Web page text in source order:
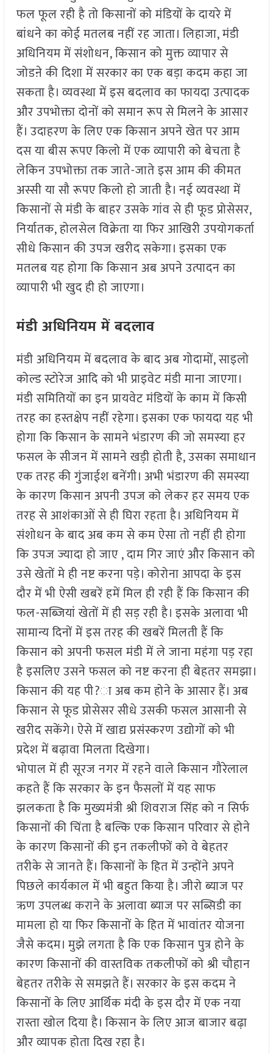
फल फूल रही है तो किसानों को मंडियों के दायरे में
बांधने का कोई मतलब नहीं रह जाता। लिहाजा, मंडी
अधिनियम में संशोधन, किसान को मुक्त व्यापार से
जोडऩे की दिशा में सरकार का एक बड़ा कदम कहा जा
सकता है। व्यवस्था में इस बदलाव का फायदा उत्पादक
और उपभोक्ता दोनों को समान रूप से मिलने के आसार
हैं। उदाहरण के लिए एक किसान अपने खेत पर आम
दस या बीस रूपए किलो में एक व्यापारी को बेचता है
लेकिन उपभोक्ता तक जाते-जाते इस आम की कीमत
अस्सी या सौ रूपए किलो हो जाती है। नई व्यवस्था में
किसानों से मंडी के बाहर उसके गांव से ही फूड प्रोसेसर,
निर्यातक, होलसेल विक्रेता या फिर आखिरी उपयोगकर्ता
सीधे किसान की उपज खरीद सकेगा। इसका एक
मतलब यह होगा कि किसान अब अपने उत्पादन का
व्यापारी भी खुद ही हो जाएगा।
मंडी अधिनियम में बदलाव
मंडी अधिनियम में बदलाव के बाद अब गोदामों, साइलो
कोल्ड स्टोरेज आदि को भी प्राइवेट मंडी माना जाएगा।
मंडी समितियों का इन प्रायवेट मंडियों के काम में किसी
तरह का हस्तक्षेप नहीं रहेगा। इसका एक फायदा यह भी
होगा कि किसान के सामने भंडारण की जो समस्या हर
फसल के सीजन में सामने खड़ी होती है, उसका समाधान
एक तरह की गुंजाईश बनेंगी। अभी भंडारण की समस्या
के कारण किसान अपनी उपज को लेकर हर समय एक
तरह से आशंकाओं से ही घिरा रहता है। अधिनियम में
संशोधन के बाद अब कम से कम ऐसा तो नहीं ही होगा
कि उपज ज्यादा हो जाए , दाम गिर जाएं और किसान को
उसे खेतों मे ही नष्ट करना पड़े। कोरोना आपदा के इस
दौर में भी ऐसी खबरें हमें मिल ही रही हैं कि किसान की
फल-सब्जियां खेतों में ही सड़ रही है। इसके अलावा भी
सामान्य दिनों में इस तरह की खबरें मिलती हैं कि
किसान को अपनी फसल मंडी में ले जाना महंगा पड़ रहा
है इसलिए उसने फसल को नष्ट करना ही बेहतर समझा।
किसान की यह पी?ा अब कम होने के आसार हैं। अब
किसान से फूड प्रोसेसर सीधे उसकी फसल आसानी से
खरीद सकेंगे। ऐसे में खाद्य प्रसंस्करण उद्योगों को भी
प्रदेश में बढ़ावा मिलता दिखेगा।
भोपाल में ही सूरज नगर में रहने वाले किसान गौरेलाल
कहते हैं कि सरकार के इन फैसलों में यह साफ
झलकता है कि मुख्यमंत्री श्री शिवराज सिंह को न सिर्फ
किसानों की चिंता है बल्कि एक किसान परिवार से होने
के कारण किसानों की इन तकलीफों को वे बेहतर
तरीके से जानते हैं। किसानों के हित में उन्होंने अपने
पिछले कार्यकाल में भी बहुत किया है। जीरो ब्याज पर
ऋण उपलब्ध कराने के अलावा ब्याज पर सब्सिडी का
मामला हो या फिर किसानों के हित में भावांतर योजना
जैसे कदम। मुझे लगता है कि एक किसान पुत्र होने के
कारण किसानों की वास्तविक तकलीफों को श्री चौहान
बेहतर तरीके से समझते हैं। सरकार के इस कदम ने
किसानों के लिए आर्थिक मंदी के इस दौर में एक नया
रास्ता खोल दिया है। किसान के लिए आज बाजार बढ़ा
और व्यापक होता दिख रहा है।